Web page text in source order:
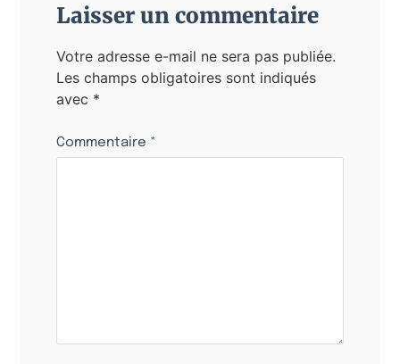
Laisser un commentaire
Votre adresse e-mail ne sera pas publiée.
Les champs obligatoires sont indiqués
avec *
Commentaire *